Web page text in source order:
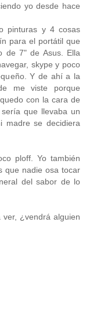
yo desde hace
pinturas y 4 cosas
para el portátil que
de 7" de Asus. Ella
skype y poco
Y de ahí a la
me viste porque
con la cara de
que llevaba un
madre se decidiera
ploff. Yo también
que nadie osa tocar
del sabor de lo
¿vendrá alguien